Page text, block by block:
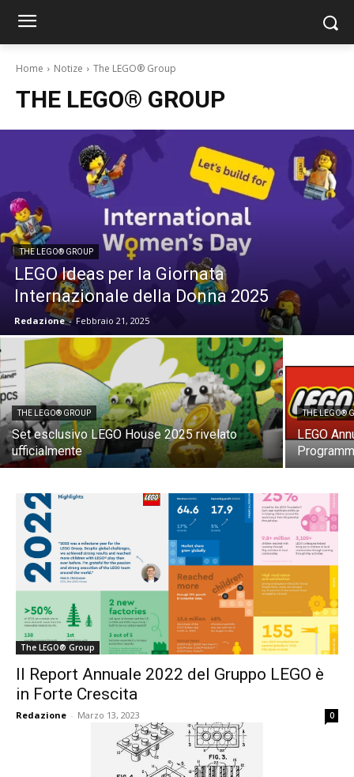
Home Notize The LEGO® Group
THE LEGO® GROUP
THE LEGO® GROUP
LEGO Ideas per la Giornata
Internazionale della Donna 2025
Redazione - Febbraio 21, 2025
THE LEGO® GROUP
Set esclusivo LEGO House 2025 rivelato
ufficialmente
THE LEGO®
LEGO
The LEGO® Group
Il Report Annuale 2022 del Gruppo LEGO è
in Forte Crescita
Redazione - Marzo 13, 2023 0